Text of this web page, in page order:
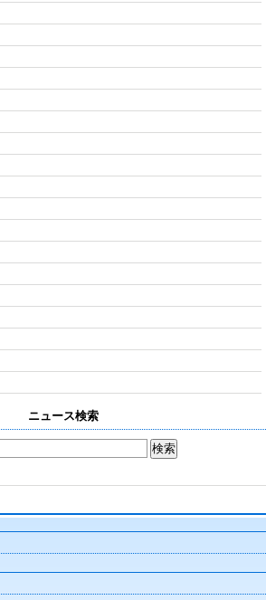
ニュース検索